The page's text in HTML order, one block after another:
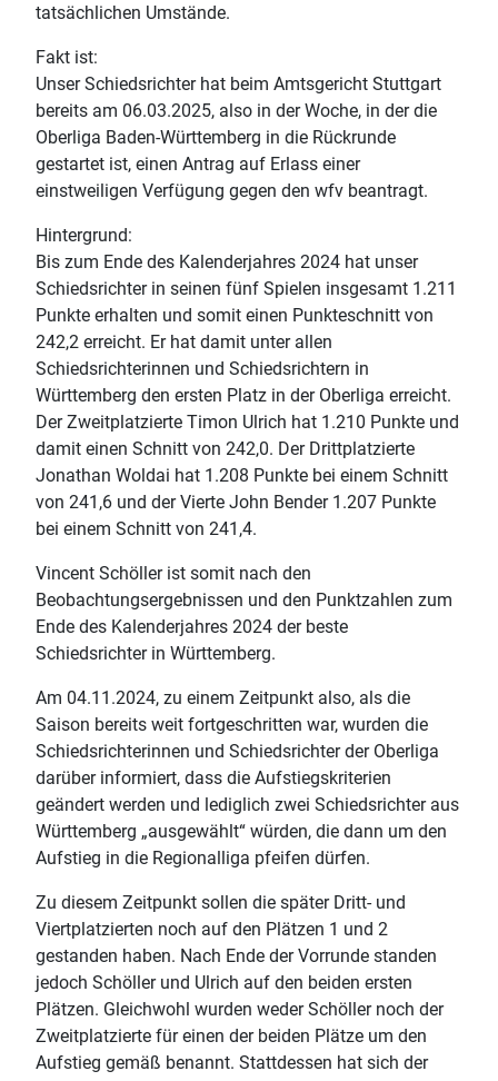
tatsächlichen Umstände.
Fakt ist:
Unser Schiedsrichter hat beim Amtsgericht Stuttgart
bereits am 06.03.2025, also in der Woche, in der die
Oberliga Baden-Württemberg in die Rückrunde
gestartet ist, einen Antrag auf Erlass einer
einstweiligen Verfügung gegen den wfv beantragt.
Hintergrund:
Bis zum Ende des Kalenderjahres 2024 hat unser
Schiedsrichter in seinen fünf Spielen insgesamt 1.211
Punkte erhalten und somit einen Punkteschnitt von
242,2 erreicht. Er hat damit unter allen
Schiedsrichterinnen und Schiedsrichtern in
Württemberg den ersten Platz in der Oberliga erreicht.
Der Zweitplatzierte Timon Ulrich hat 1.210 Punkte und
damit einen Schnitt von 242,0. Der Drittplatzierte
Jonathan Woldai hat 1.208 Punkte bei einem Schnitt
von 241,6 und der Vierte John Bender 1.207 Punkte
bei einem Schnitt von 241,4.
Vincent Schöller ist somit nach den
Beobachtungsergebnissen und den Punktzahlen zum
Ende des Kalenderjahres 2024 der beste
Schiedsrichter in Württemberg.
Am 04.11.2024, zu einem Zeitpunkt also, als die
Saison bereits weit fortgeschritten war, wurden die
Schiedsrichterinnen und Schiedsrichter der Oberliga
darüber informiert, dass die Aufstiegskriterien
geändert werden und lediglich zwei Schiedsrichter aus
Württemberg „ausgewählt“ würden, die dann um den
Aufstieg in die Regionalliga pfeifen dürfen.
Zu diesem Zeitpunkt sollen die später Dritt- und
Viertplatzierten noch auf den Plätzen 1 und 2
gestanden haben. Nach Ende der Vorrunde standen
jedoch Schöller und Ulrich auf den beiden ersten
Plätzen. Gleichwohl wurden weder Schöller noch der
Zweitplatzierte für einen der beiden Plätze um den
Aufstieg gemäß benannt. Stattdessen hat sich der